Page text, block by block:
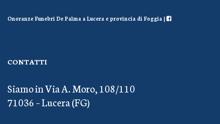
Onoranze Funebri De Palma a Lucera e provincia di Foggia |
CONTATTI
Siamo in Via A. Moro, 108/110
71036 – Lucera (FG)